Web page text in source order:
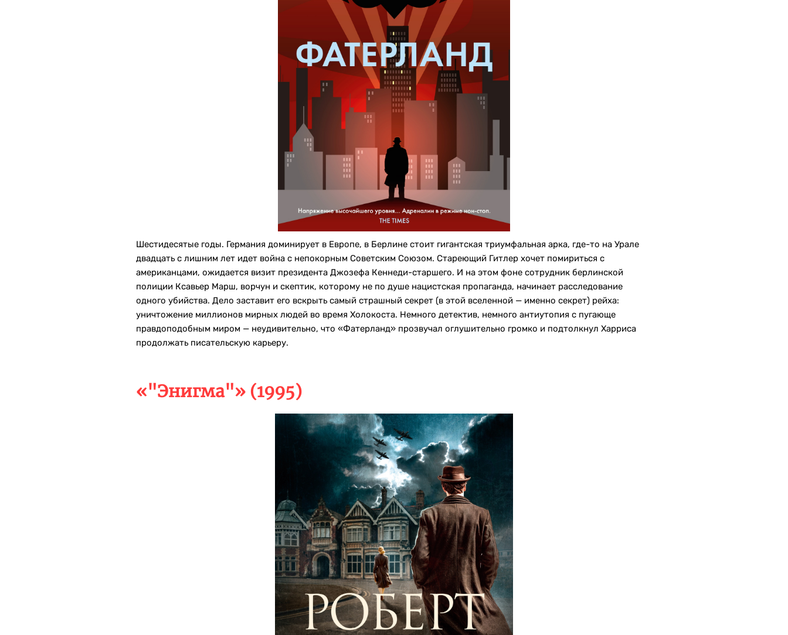
Шестидесятые годы. Германия доминирует в Европе, в Берлине стоит гигантская триумфальная арка, где-то на Урале
двадцать с лишним лет идет война с непокорным Советским Союзом. Стареющий Гитлер хочет помириться с
американцами, ожидается визит президента Джозефа Кеннеди-старшего. И на этом фоне сотрудник берлинской
полиции Ксавьер Марш, ворчун и скептик, которому не по душе нацистская пропаганда, начинает расследование
одного убийства. Дело заставит его вскрыть самый страшный секрет (в этой вселенной — именно секрет) рейха:
уничтожение миллионов мирных людей во время Холокоста. Немного детектив, немного антиутопия с пугающе
правдоподобным миром — неудивительно, что «Фатерланд» прозвучал оглушительно громко и подтолкнул Харриса
продолжать писательскую карьеру.
«"Энигма"» (1995)